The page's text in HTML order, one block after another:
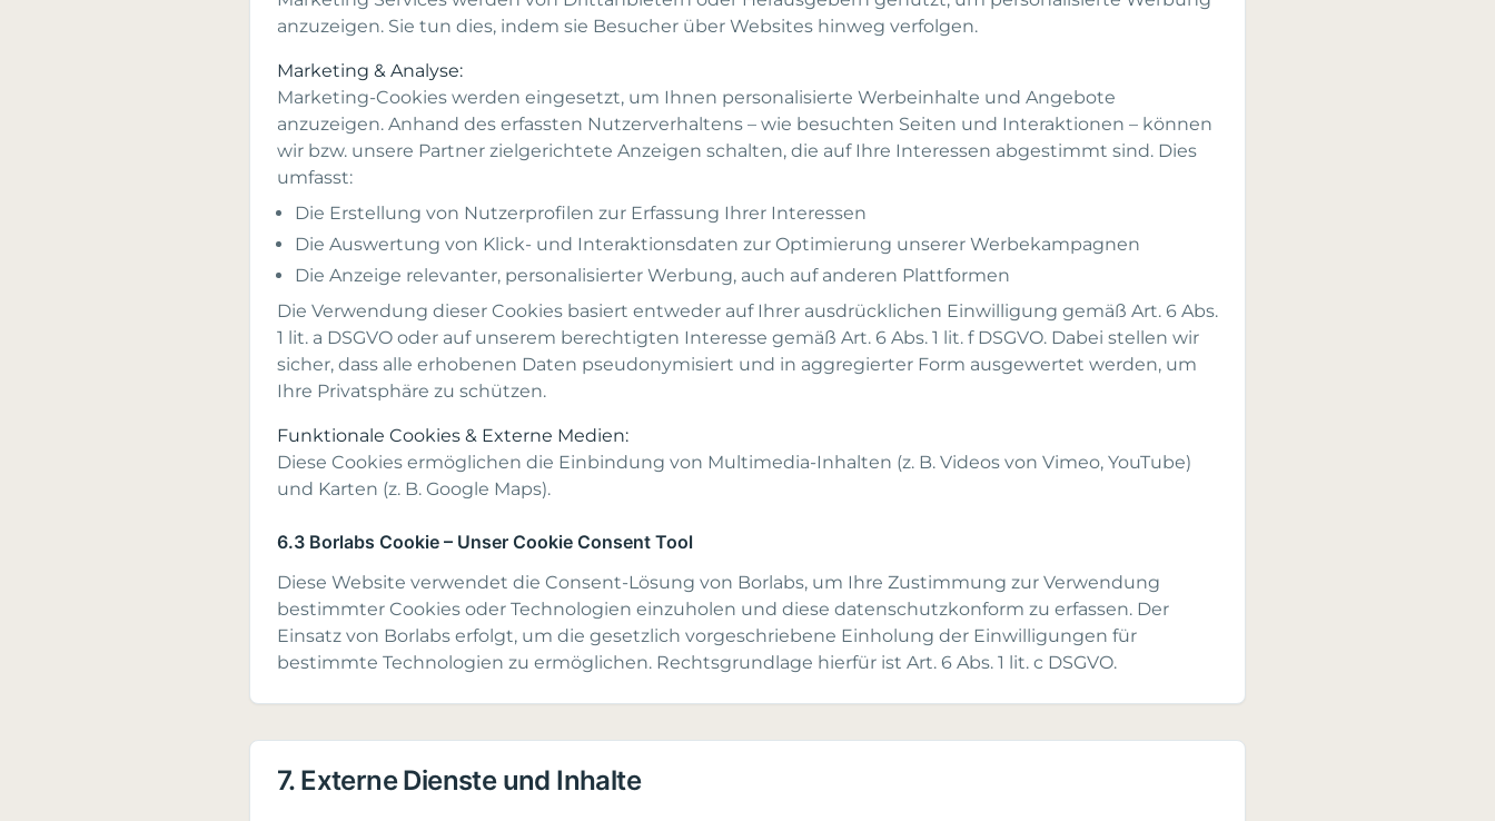
anzuzeigen. Sie tun dies, indem sie Besucher über Websites hinweg verfolgen.
Marketing & Analyse:
Marketing-Cookies werden eingesetzt, um Ihnen personalisierte Werbeinhalte und Angebote
anzuzeigen. Anhand des erfassten Nutzerverhaltens – wie besuchten Seiten und Interaktionen – können
wir bzw. unsere Partner zielgerichtete Anzeigen schalten, die auf Ihre Interessen abgestimmt sind. Dies
umfasst:
Die Erstellung von Nutzerprofilen zur Erfassung Ihrer Interessen
Die Auswertung von Klick- und Interaktionsdaten zur Optimierung unserer Werbekampagnen
Die Anzeige relevanter, personalisierter Werbung, auch auf anderen Plattformen
Die Verwendung dieser Cookies basiert entweder auf Ihrer ausdrücklichen Einwilligung gemäß Art. 6 Abs.
1 lit. a DSGVO oder auf unserem berechtigten Interesse gemäß Art. 6 Abs. 1 lit. f DSGVO. Dabei stellen wir
sicher, dass alle erhobenen Daten pseudonymisiert und in aggregierter Form ausgewertet werden, um
Ihre Privatsphäre zu schützen.
Funktionale Cookies & Externe Medien:
Diese Cookies ermöglichen die Einbindung von Multimedia-Inhalten (z. B. Videos von Vimeo, YouTube)
und Karten (z. B. Google Maps).
6.3 Borlabs Cookie – Unser Cookie Consent Tool
Diese Website verwendet die Consent-Lösung von Borlabs, um Ihre Zustimmung zur Verwendung
bestimmter Cookies oder Technologien einzuholen und diese datenschutzkonform zu erfassen. Der
Einsatz von Borlabs erfolgt, um die gesetzlich vorgeschriebene Einholung der Einwilligungen für
bestimmte Technologien zu ermöglichen. Rechtsgrundlage hierfür ist Art. 6 Abs. 1 lit. c DSGVO.
7. Externe Dienste und Inhalte